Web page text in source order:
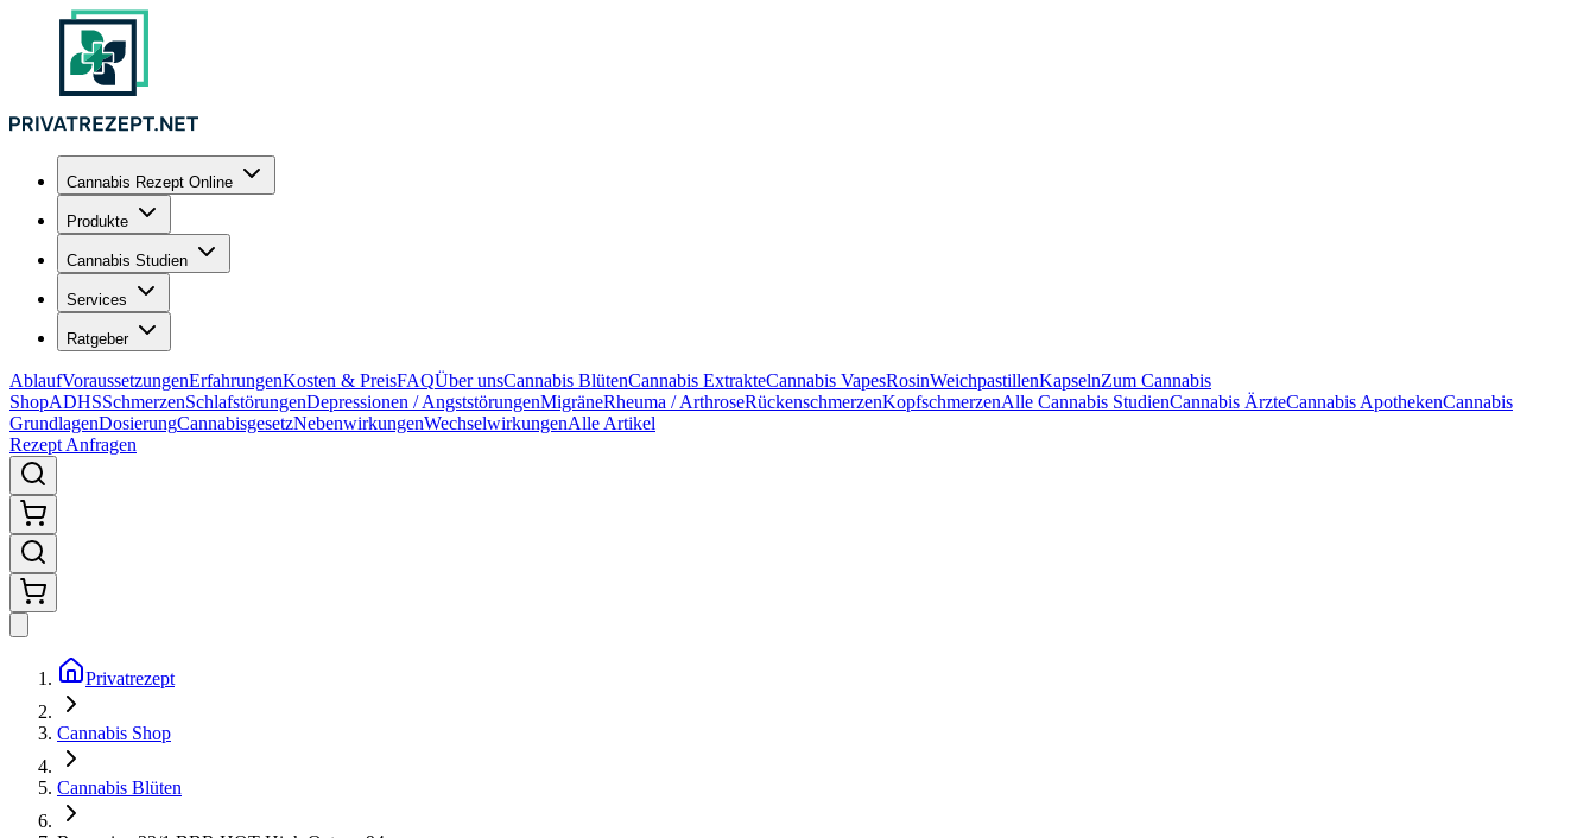
Cannabis Rezept Online
Produkte
Cannabis Studien
Services
Ratgeber
AblaufVoraussetzungenErfahrungenKosten & PreisFAQÜber unsCannabis BlütenCannabis ExtrakteCannabis VapesRosinWeichpastillenKapselnZum Cannabis
ShopADHSSchmerzenSchlafstörungenDepressionen / AngststörungenMigräneRheuma / ArthroseRückenschmerzenKopfschmerzenAlle Cannabis StudienCannabis ÄrzteCannabis ApothekenCannabis
GrundlagenDosierungCannabisgesetzNebenwirkungenWechselwirkungenAlle Artikel
Rezept Anfragen
Privatrezept
Cannabis Shop
Cannabis Blüten